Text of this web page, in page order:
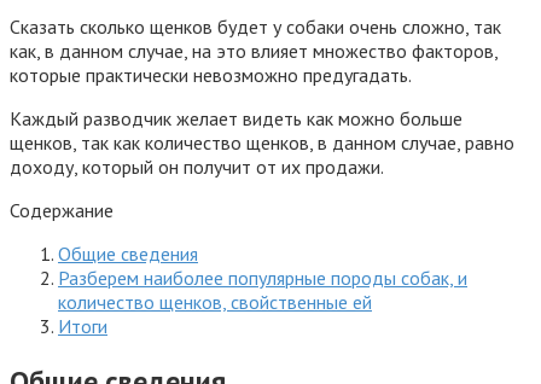
Сказать сколько щенков будет у собаки очень сложно, так
как, в данном случае, на это влияет множество факторов,
которые практически невозможно предугадать.
Каждый разводчик желает видеть как можно больше
щенков, так как количество щенков, в данном случае, равно
доходу, который он получит от их продажи.
Содержание
Общие сведения
Разберем наиболее популярные породы собак, и
количество щенков, свойственные ей
Итоги